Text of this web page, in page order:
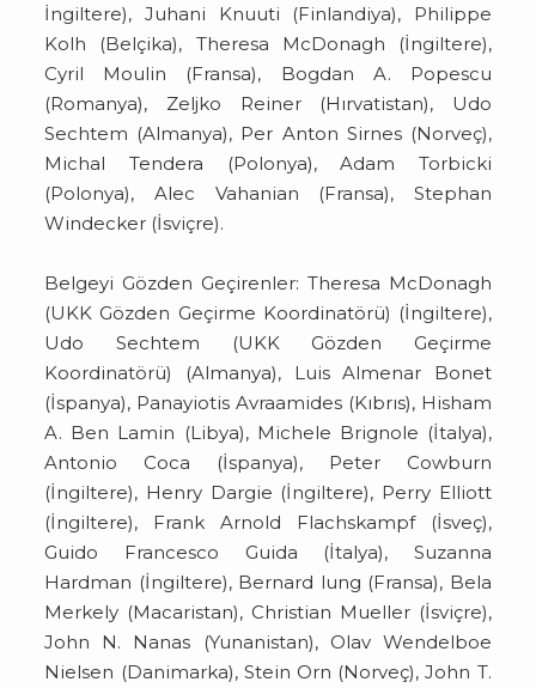
İngiltere), Juhani Knuuti (Finlandiya), Philippe
Kolh (Belçika), Theresa McDonagh (İngiltere),
Cyril Moulin (Fransa), Bogdan A. Popescu
(Romanya), Zeljko Reiner (Hırvatistan), Udo
Sechtem (Almanya), Per Anton Sirnes (Norveç),
Michal Tendera (Polonya), Adam Torbicki
(Polonya), Alec Vahanian (Fransa), Stephan
Windecker (İsviçre).
Belgeyi Gözden Geçirenler: Theresa McDonagh
(UKK Gözden Geçirme Koordinatörü) (İngiltere),
Udo Sechtem (UKK Gözden Geçirme
Koordinatörü) (Almanya), Luis Almenar Bonet
(İspanya), Panayiotis Avraamides (Kıbrıs), Hisham
A. Ben Lamin (Libya), Michele Brignole (İtalya),
Antonio Coca (İspanya), Peter Cowburn
(İngiltere), Henry Dargie (İngiltere), Perry Elliott
(İngiltere), Frank Arnold Flachskampf (İsveç),
Guido Francesco Guida (İtalya), Suzanna
Hardman (İngiltere), Bernard lung (Fransa), Bela
Merkely (Macaristan), Christian Mueller (İsviçre),
John N. Nanas (Yunanistan), Olav Wendelboe
Nielsen (Danimarka), Stein Orn (Norveç), John T.